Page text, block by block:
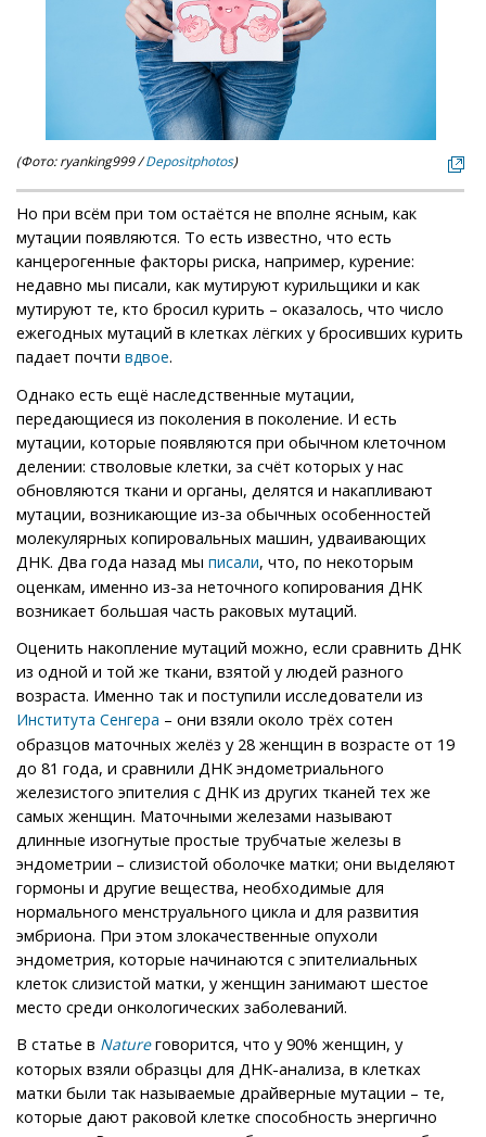
(Фото: ryanking999 /Depositphotos)
Но при всём при том остаётся не вполне ясным, как
мутации появляются. То есть известно, что есть
канцерогенные факторы риска, например, курение:
недавно мы писали, как мутируют курильщики и как
мутируют те, кто бросил курить – оказалось, что число
ежегодных мутаций в клетках лёгких у бросивших курить
падает почти вдвое.
Однако есть ещё наследственные мутации,
передающиеся из поколения в поколение. И есть
мутации, которые появляются при обычном клеточном
делении: стволовые клетки, за счёт которых у нас
обновляются ткани и органы, делятся и накапливают
мутации, возникающие из-за обычных особенностей
молекулярных копировальных машин, удваивающих
ДНК. Два года назад мы писали, что, по некоторым
оценкам, именно из-за неточного копирования ДНК
возникает большая часть раковых мутаций.
Оценить накопление мутаций можно, если сравнить ДНК
из одной и той же ткани, взятой у людей разного
возраста. Именно так и поступили исследователи из
Института Сенгера – они взяли около трёх сотен
образцов маточных желёз у 28 женщин в возрасте от 19
до 81 года, и сравнили ДНК эндометриального
железистого эпителия с ДНК из других тканей тех же
самых женщин. Маточными железами называют
длинные изогнутые простые трубчатые железы в
эндометрии – слизистой оболочке матки; они выделяют
гормоны и другие вещества, необходимые для
нормального менструального цикла и для развития
эмбриона. При этом злокачественные опухоли
эндометрия, которые начинаются с эпителиальных
клеток слизистой матки, у женщин занимают шестое
место среди онкологических заболеваний.
В статье в Natureговорится, что у 90% женщин, у
которых взяли образцы для ДНК-анализа, в клетках
матки были так называемые драйверные мутации – те,
которые дают раковой клетке способность энергично